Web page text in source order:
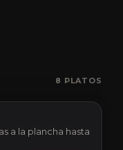
8 PLATOS
a la plancha hasta